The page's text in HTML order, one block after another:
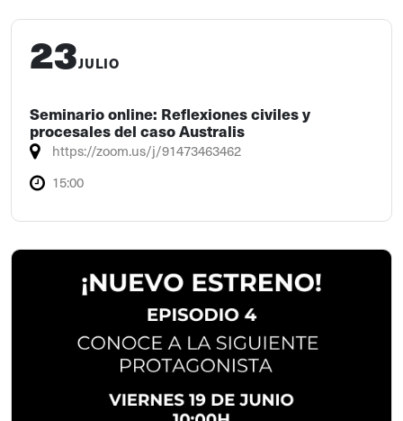
23JULIO
Seminario online: Reflexiones civiles y
procesales del caso Australis
https://zoom.us/j/91473463462
15:00